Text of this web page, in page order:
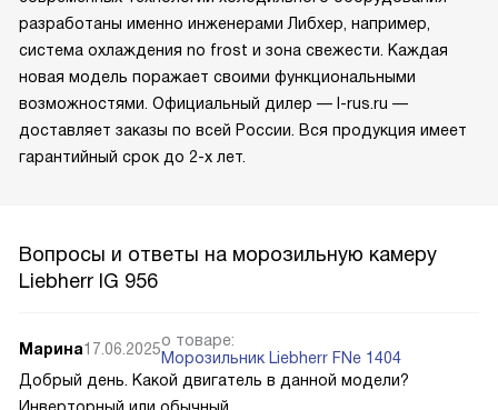
разработаны именно инженерами Либхер, например,
система охлаждения no frost и зона свежести. Каждая
новая модель поражает своими функциональными
возможностями. Официальный дилер — l-rus.ru —
доставляет заказы по всей России. Вся продукция имеет
гарантийный срок до 2-х лет.
Вопросы и ответы на морозильную камеру
Liebherr IG 956
Марина17.06.2025о товаре:
Морозильник Liebherr FNe 1404
Добрый день. Какой двигатель в данной модели?
Инверторный или обычный